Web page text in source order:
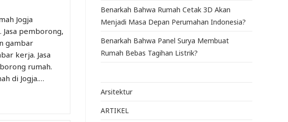
Jogja
pemborong,
gambar
kerja. Jasa
rumah.
di Jogja.…
Benarkah Bahwa Rumah Cetak 3D Akan
Menjadi Masa Depan Perumahan Indonesia?
Benarkah Bahwa Panel Surya Membuat
Rumah Bebas Tagihan Listrik?
Arsitektur
ARTIKEL